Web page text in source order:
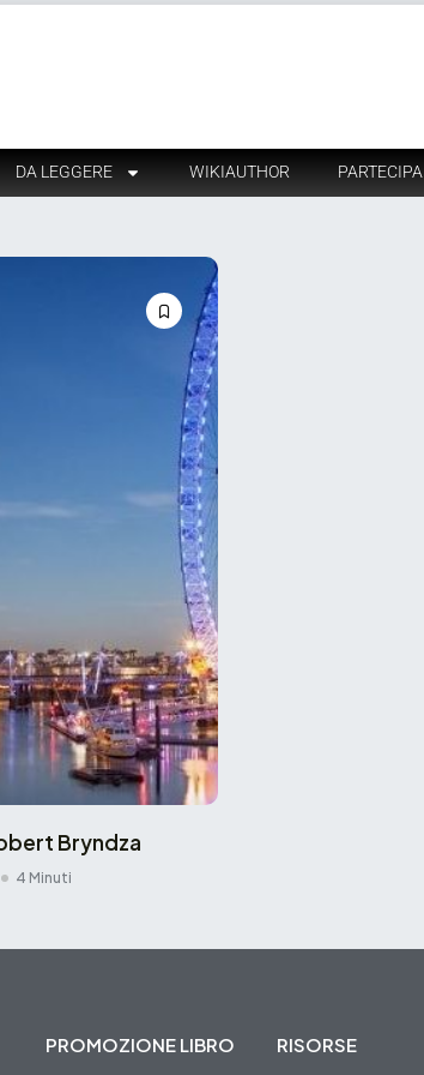
DA LEGGERE WIKIAUTHOR PARTECIPA
Bryndza
4 Minuti
PROMOZIONE LIBRO RISORSE